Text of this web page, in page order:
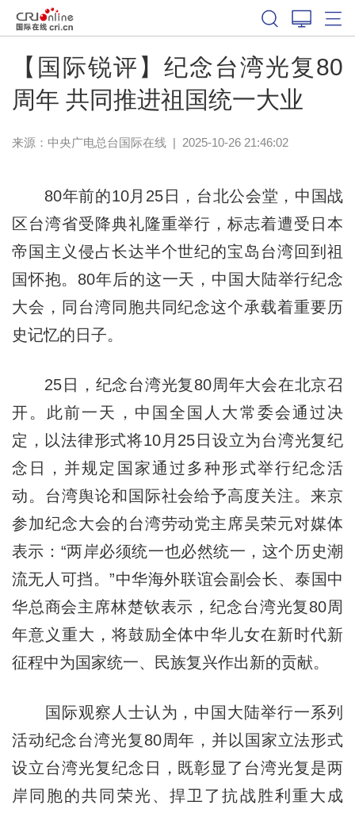
【国际锐评】纪念台湾光复80
周年 共同推进祖国统一大业
来源：中央广电总台国际在线| 2025-10-26 21:46:02
80年前的10月25日，台北公会堂，中国战
区台湾省受降典礼隆重举行，标志着遭受日本
帝国主义侵占长达半个世纪的宝岛台湾回到祖
国怀抱。80年后的这一天，中国大陆举行纪念
大会，同台湾同胞共同纪念这个承载着重要历
史记忆的日子。
25日，纪念台湾光复80周年大会在北京召
开。此前一天，中国全国人大常委会通过决
定，以法律形式将10月25日设立为台湾光复纪
念日，并规定国家通过多种形式举行纪念活
动。台湾舆论和国际社会给予高度关注。来京
参加纪念大会的台湾劳动党主席吴荣元对媒体
表示：“两岸必须统一也必然统一，这个历史潮
流无人可挡。”中华海外联谊会副会长、泰国中
华总商会主席林楚钦表示，纪念台湾光复80周
年意义重大，将鼓励全体中华儿女在新时代新
征程中为国家统一、民族复兴作出新的贡献。
国际观察人士认为，中国大陆举行一系列
活动纪念台湾光复80周年，并以国家立法形式
设立台湾光复纪念日，既彰显了台湾光复是两
岸同胞的共同荣光、捍卫了抗战胜利重大成